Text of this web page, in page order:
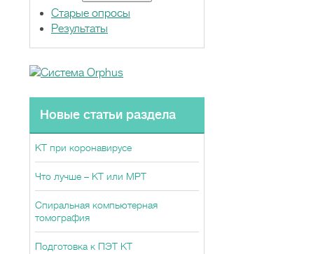
Старые опросы
Результаты
Новые статьи раздела
КТ при коронавирусе
Что лучше – КТ или МРТ
Спиральная компьютерная
томография
Подготовка к ПЭТ КТ